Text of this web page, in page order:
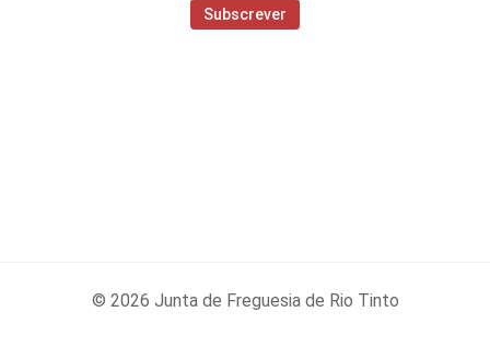
© 2026 Junta de Freguesia de Rio Tinto